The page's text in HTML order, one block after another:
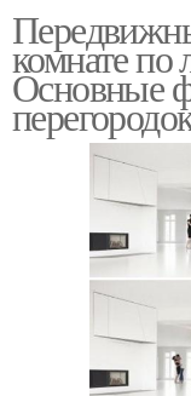
комнате по
Основные